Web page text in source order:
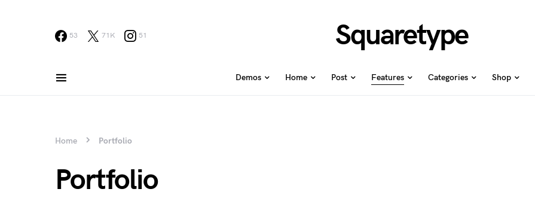
53 71K 51 Squaretype
Demos Home Post Features Categories Shop
Home Portfolio
Portfolio